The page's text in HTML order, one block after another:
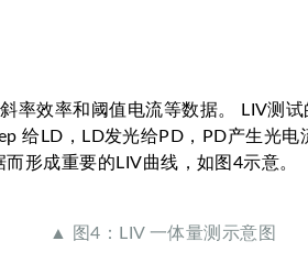
率效率和阈值电流等数据。 LIV测
给LD，LD发光给PD，PD产生光
形成重要的LIV曲线，如图4示意。
▲ 图4：LIV 一体量测示意图